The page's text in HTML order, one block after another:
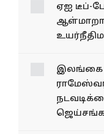
ஏஐ டீப்-
இலங்கை